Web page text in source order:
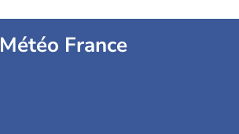
Météo France